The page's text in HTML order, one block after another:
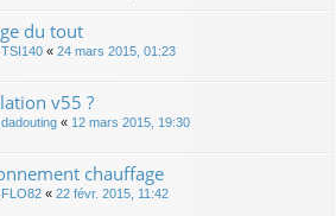
du tout
TSI140 « 24 mars 2015, 01:23
v55 ?
dadouting « 12 mars 2015, 19:30
chauffage
FLO82 « 22 févr. 2015, 11:42